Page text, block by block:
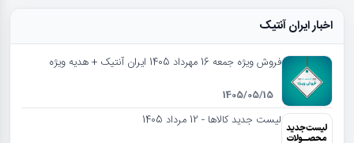
اخبار ایران آنتیک
فروش ویژه جمعه 16 مهرداد 1405 ایران آنتیک + هدیه ویژه
1405/05/15
لیست جدید کالاها - 12 مرداد 1405